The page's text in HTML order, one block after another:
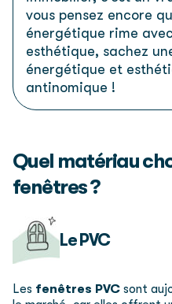
vous pensez encore
énergétique rime
esthétique, sachez
énergétique et
antinomique !
Quel matériau
fenêtres ?
Le PVC
Les fenêtres PVC sont